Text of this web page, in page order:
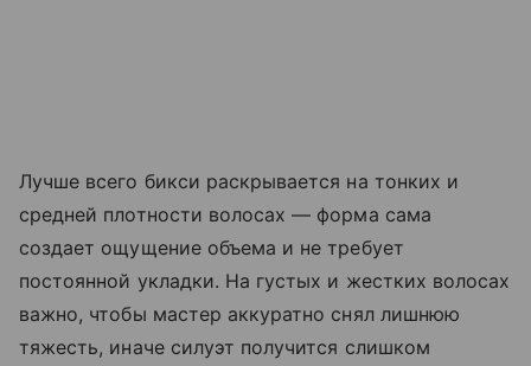
Лучше всего бикси раскрывается на тонких и
средней плотности волосах — форма сама
создает ощущение объема и не требует
постоянной укладки. На густых и жестких волосах
важно, чтобы мастер аккуратно снял лишнюю
тяжесть, иначе силуэт получится слишком